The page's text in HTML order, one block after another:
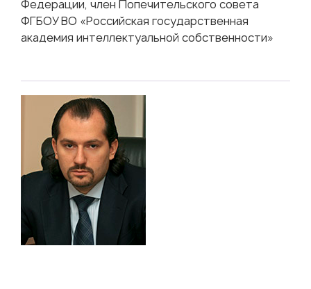
Федерации, член Попечительского совета
ФГБОУ ВО «Российская государственная
академия интеллектуальной собственности»